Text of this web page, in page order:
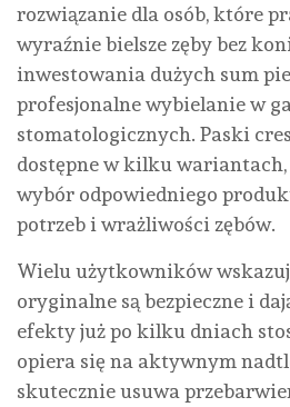
rozwiązanie dla osób, które
wyraźnie bielsze zęby bez
inwestowania dużych sum
profesjonalne wybielanie w
stomatologicznych. Paski
dostępne w kilku wariantach,
wybór odpowiedniego
potrzeb i wrażliwości zębów.
Wielu użytkowników
oryginalne są bezpieczne i
efekty już po kilku dniach
opiera się na aktywnym
skutecznie usuwa